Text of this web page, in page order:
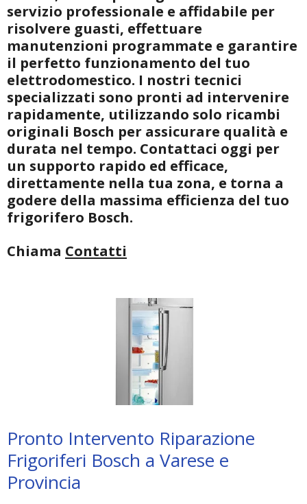
servizio professionale e affidabile per
risolvere guasti, effettuare
manutenzioni programmate e garantire
il perfetto funzionamento del tuo
elettrodomestico. I nostri tecnici
specializzati sono pronti ad intervenire
rapidamente, utilizzando solo ricambi
originali Bosch per assicurare qualità e
durata nel tempo. Contattaci oggi per
un supporto rapido ed efficace,
direttamente nella tua zona, e torna a
godere della massima efficienza del tuo
frigorifero Bosch.
Chiama Contatti
Pronto Intervento Riparazione
Frigoriferi Bosch a Varese e
Provincia